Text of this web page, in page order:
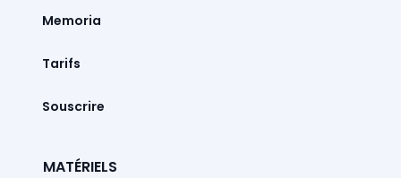
Memoria
Tarifs
Souscrire
MATÉRIELS